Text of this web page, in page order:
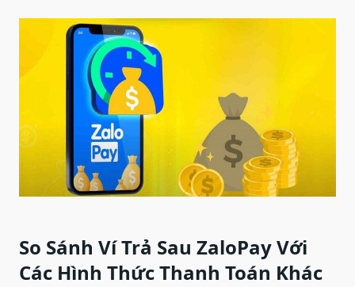
So Sánh Ví Trả Sau ZaloPay Với
Các Hình Thức Thanh Toán Khác